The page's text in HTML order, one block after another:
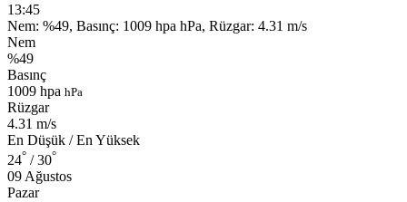
13:45
Nem: %49, Basınç: 1009 hpa hPa, Rüzgar: 4.31 m/s
Nem
%49
Basınç
1009 hpa hPa
Rüzgar
4.31 m/s
En Düşük / En Yüksek
24° / 30°
09 Ağustos
Pazar